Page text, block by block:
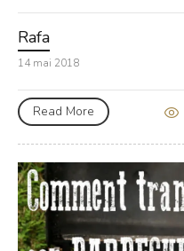
Rafa
14 mai 2018
Read More